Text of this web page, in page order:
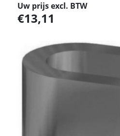
Uw prijs excl. BTW
13,11